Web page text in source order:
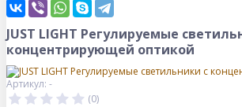
JUST LIGHT Регулируемые
концентрирующей оптикой
Артикул: -
(0)